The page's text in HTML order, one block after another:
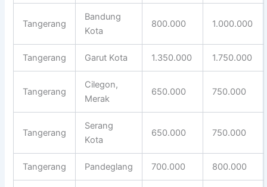
Tangerang
Bandung
Kota
800.000 1.000.000
Tangerang Garut Kota 1.350.000 1.750.000
Tangerang
Cilegon,
Merak
650.000 750.000
Tangerang
Serang
Kota
650.000 750.000
Tangerang Pandeglang 700.000 800.000